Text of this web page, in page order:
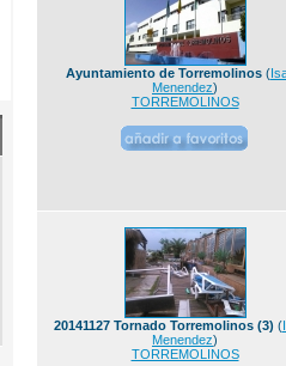
Ayuntamiento de Torremolinos(
Menendez)
TORREMOLINOS
20141127 Tornado Torremolinos (3) (
Menendez)
TORREMOLINOS